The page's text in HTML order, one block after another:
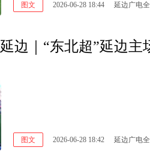
图文 2026-06-28 18:44 延边广电
边｜“东北超”延边
图文 2026-06-28 18:42 延边广电